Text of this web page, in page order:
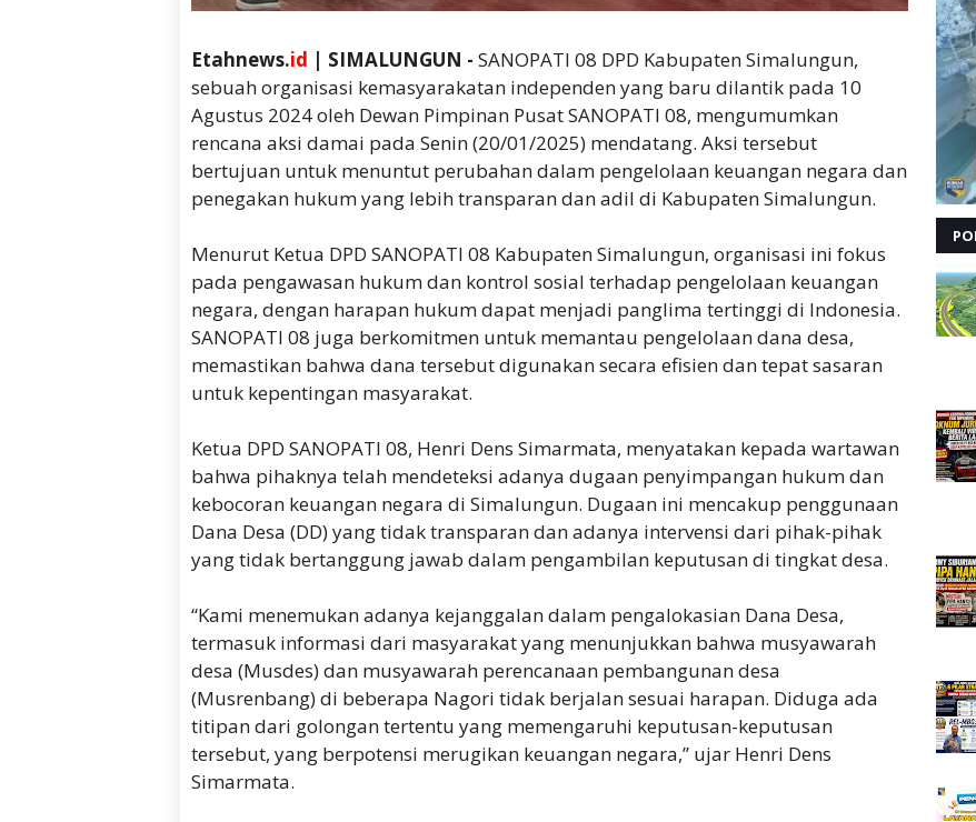
Etahnews.id | SIMALUNGUN - SANOPATI 08 DPD Kabupaten Simalungun,
sebuah organisasi kemasyarakatan independen yang baru dilantik pada 10
Agustus 2024 oleh Dewan Pimpinan Pusat SANOPATI 08, mengumumkan
rencana aksi damai pada Senin (20/01/2025) mendatang. Aksi tersebut
bertujuan untuk menuntut perubahan dalam pengelolaan keuangan negara dan
penegakan hukum yang lebih transparan dan adil di Kabupaten Simalungun.
Menurut Ketua DPD SANOPATI 08 Kabupaten Simalungun, organisasi ini fokus
pada pengawasan hukum dan kontrol sosial terhadap pengelolaan keuangan
negara, dengan harapan hukum dapat menjadi panglima tertinggi di Indonesia.
SANOPATI 08 juga berkomitmen untuk memantau pengelolaan dana desa,
memastikan bahwa dana tersebut digunakan secara efisien dan tepat sasaran
untuk kepentingan masyarakat.
Ketua DPD SANOPATI 08, Henri Dens Simarmata, menyatakan kepada wartawan
bahwa pihaknya telah mendeteksi adanya dugaan penyimpangan hukum dan
kebocoran keuangan negara di Simalungun. Dugaan ini mencakup penggunaan
Dana Desa (DD) yang tidak transparan dan adanya intervensi dari pihak-pihak
yang tidak bertanggung jawab dalam pengambilan keputusan di tingkat desa.
“Kami menemukan adanya kejanggalan dalam pengalokasian Dana Desa,
termasuk informasi dari masyarakat yang menunjukkan bahwa musyawarah
desa (Musdes) dan musyawarah perencanaan pembangunan desa
(Musrenbang) di beberapa Nagori tidak berjalan sesuai harapan. Diduga ada
titipan dari golongan tertentu yang memengaruhi keputusan-keputusan
tersebut, yang berpotensi merugikan keuangan negara,” ujar Henri Dens
Simarmata.